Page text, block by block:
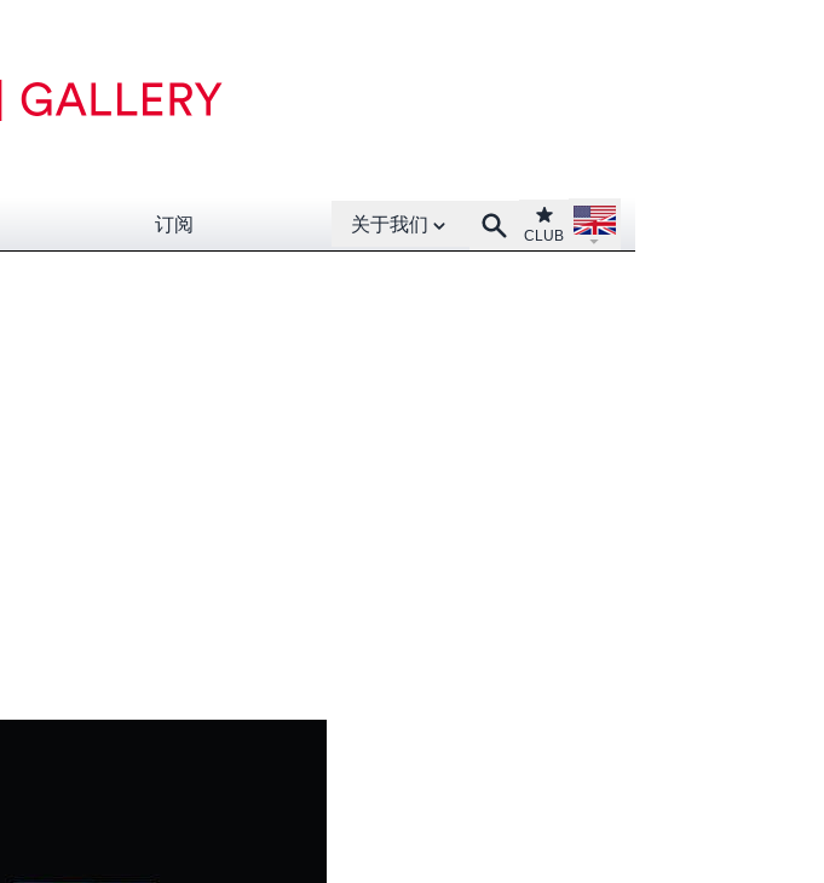
订阅
Open About menu
关于我们 SearchClub
CLUB
Open language menu